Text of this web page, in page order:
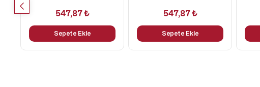
547,87 ₺
Sepete Ekle
547,87 ₺
Sepete Ekle